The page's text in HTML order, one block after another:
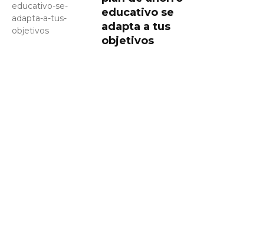
educativo se
adapta a tus
objetivos